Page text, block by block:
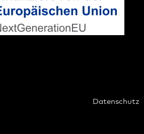
Datenschutz